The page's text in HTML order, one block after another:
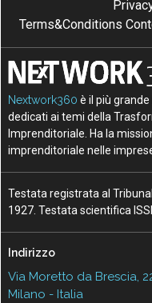
Terms&Conditions
Nextwork360 è il più
dedicati ai temi della
Imprenditoriale. Ha la
imprenditoriale nelle
Testata registrata al
1927. Testata scientifica
Indirizzo
Via Moretto da Brescia,
Milano - Italia